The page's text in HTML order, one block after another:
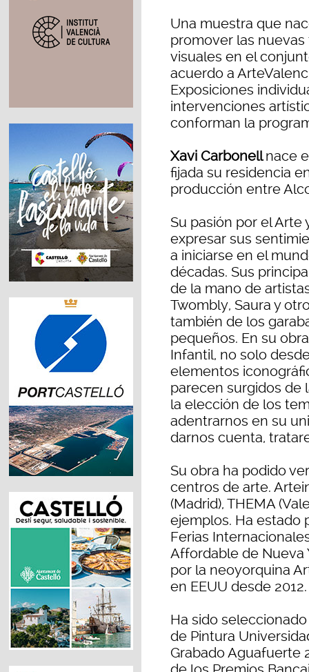
Una muestra que
promover las
visuales en el
acuerdo a
Exposiciones
intervenciones
conforman la
Xavi Carbonellnace
fijada su residencia
producción entre
Su pasión por el Arte
expresar sus
a iniciarse en el
décadas. Sus
de la mano de
Twombly, Saura y
también de los
pequeños. En su
Infantil, no solo
elementos
parecen surgidos de
la elección de los
adentrarnos en su
darnos cuenta,
Su obra ha podido
centros de arte.
(Madrid), THEMA
ejemplos. Ha estado
Ferias
Affordable de Nueva
por la neoyorquina
en EEUU desde 2012.
Ha sido
de Pintura
Grabado Aguafuerte